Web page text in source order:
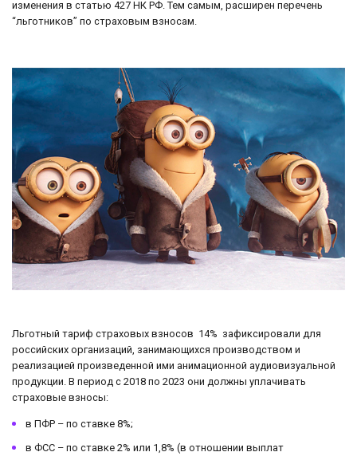
изменения в статью 427 НК РФ. Тем самым, расширен перечень
“льготников” по страховым взносам.
Льготный тариф страховых взносов 14% зафиксировали для
российских организаций, занимающихся производством и
реализацией произведенной ими анимационной аудиовизуальной
продукции. В период с 2018 по 2023 они должны уплачивать
страховые взносы:
в ПФР – по ставке 8%;
в ФСС – по ставке 2% или 1,8% (в отношении выплат